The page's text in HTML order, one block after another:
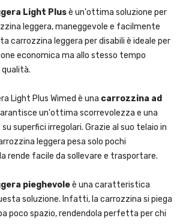
Light Plusè un'ottima soluzione per
leggera, maneggevole e facilmente
carrozzina leggera per disabili è ideale per
economica ma allo stesso tempo
Light Plus Wimed è una carrozzina ad
un'ottima scorrevolezza e una
superfici irregolari. Grazie al suo telaio in
leggera pesa solo pochi
rende facile da sollevare e trasportare.
pieghevoleè una caratteristica
soluzione. Infatti, la carrozzina si piega
poco spazio, rendendola perfetta per chi